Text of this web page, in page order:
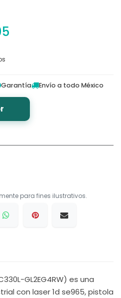
Garantía Envío a todo México
para fines ilustrativos.
GL2EG4RW) es una
con laser 1d se965, pistola